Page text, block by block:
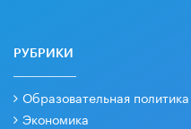
РУБРИКИ
Образовательная политика
Экономика